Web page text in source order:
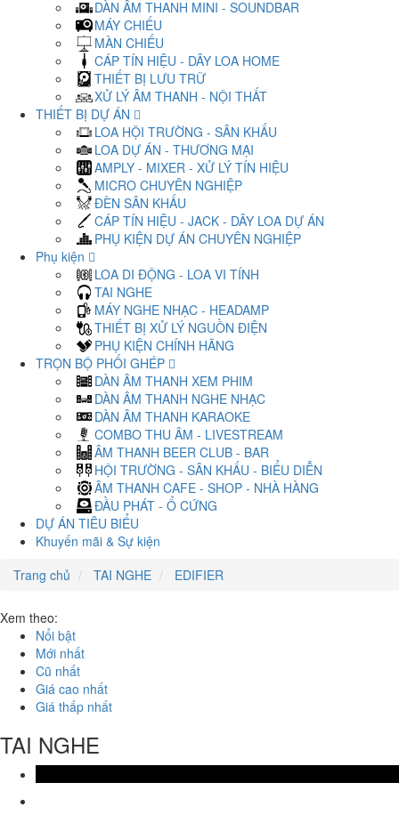
DÀN ÂM THANH MINI - SOUNDBAR
MÁY CHIẾU
MÀN CHIẾU
CÁP TÍN HIỆU - DÂY LOA HOME
THIẾT BỊ LƯU TRỮ
XỬ LÝ ÂM THANH - NỘI THẤT
THIẾT BỊ DỰ ÁN
LOA HỘI TRƯỜNG - SÂN KHẤU
LOA DỰ ÁN - THƯƠNG MẠI
AMPLY - MIXER - XỬ LÝ TÍN HIỆU
MICRO CHUYÊN NGHIỆP
ĐÈN SÂN KHẤU
CÁP TÍN HIỆU - JACK - DÂY LOA DỰ ÁN
PHỤ KIỆN DỰ ÁN CHUYÊN NGHIỆP
Phụ kiện
LOA DI ĐỘNG - LOA VI TÍNH
TAI NGHE
MÁY NGHE NHẠC - HEADAMP
THIẾT BỊ XỬ LÝ NGUỒN ĐIỆN
PHỤ KIỆN CHÍNH HÃNG
TRỌN BỘ PHỐI GHÉP
DÀN ÂM THANH XEM PHIM
DÀN ÂM THANH NGHE NHẠC
DÀN ÂM THANH KARAOKE
COMBO THU ÂM - LIVESTREAM
ÂM THANH BEER CLUB - BAR
HỘI TRƯỜNG - SÂN KHẤU - BIỂU DIỄN
ÂM THANH CAFE - SHOP - NHÀ HÀNG
ĐẦU PHÁT - Ổ CỨNG
DỰ ÁN TIÊU BIỂU
Khuyến mãi & Sự kiện
Trang chủ
TAI NGHE EDIFIER
Xem theo:
Nổi bật
Mới nhất
Cũ nhất
Giá cao nhất
Giá thấp nhất
TAI NGHE